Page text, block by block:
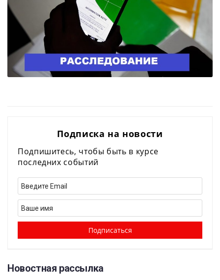
Подписка на новости
Подпишитесь, чтобы быть в курсе
последних событий
Новостная рассылка​